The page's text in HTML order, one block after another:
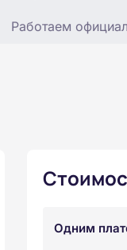
Работаем
Одним